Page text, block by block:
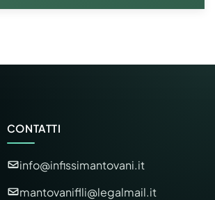
CONTATTI
info@infissimantovani.it
mantovaniflli@legalmail.it